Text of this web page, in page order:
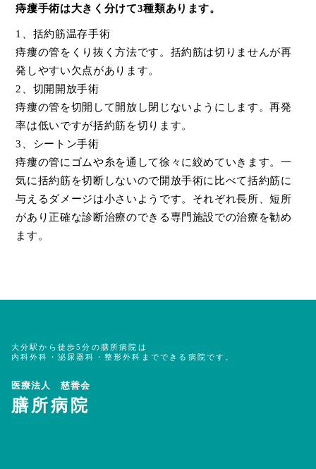
痔瘻手術は大きく分けて3種類あります。
1、括約筋温存手術
痔瘻の管をくり抜く方法です。括約筋は切りませんが再
発しやすい欠点があります。
2、切開開放手術
痔瘻の管を切開して開放し閉じないようにします。再発
率は低いですが括約筋を切ります。
3、シートン手術
痔瘻の管にゴムや糸を通して徐々に絞めていきます。一
気に括約筋を切断しないので開放手術に比べて括約筋に
与えるダメージは小さいようです。それぞれ長所、短所
があり正確な診断治療のできる専門施設での治療を勧め
ます。
大分駅から徒歩5分の膳所病院は
内科外科・泌尿器科・整形外科までできる病院です。
医療法人 慈善会
膳所病院